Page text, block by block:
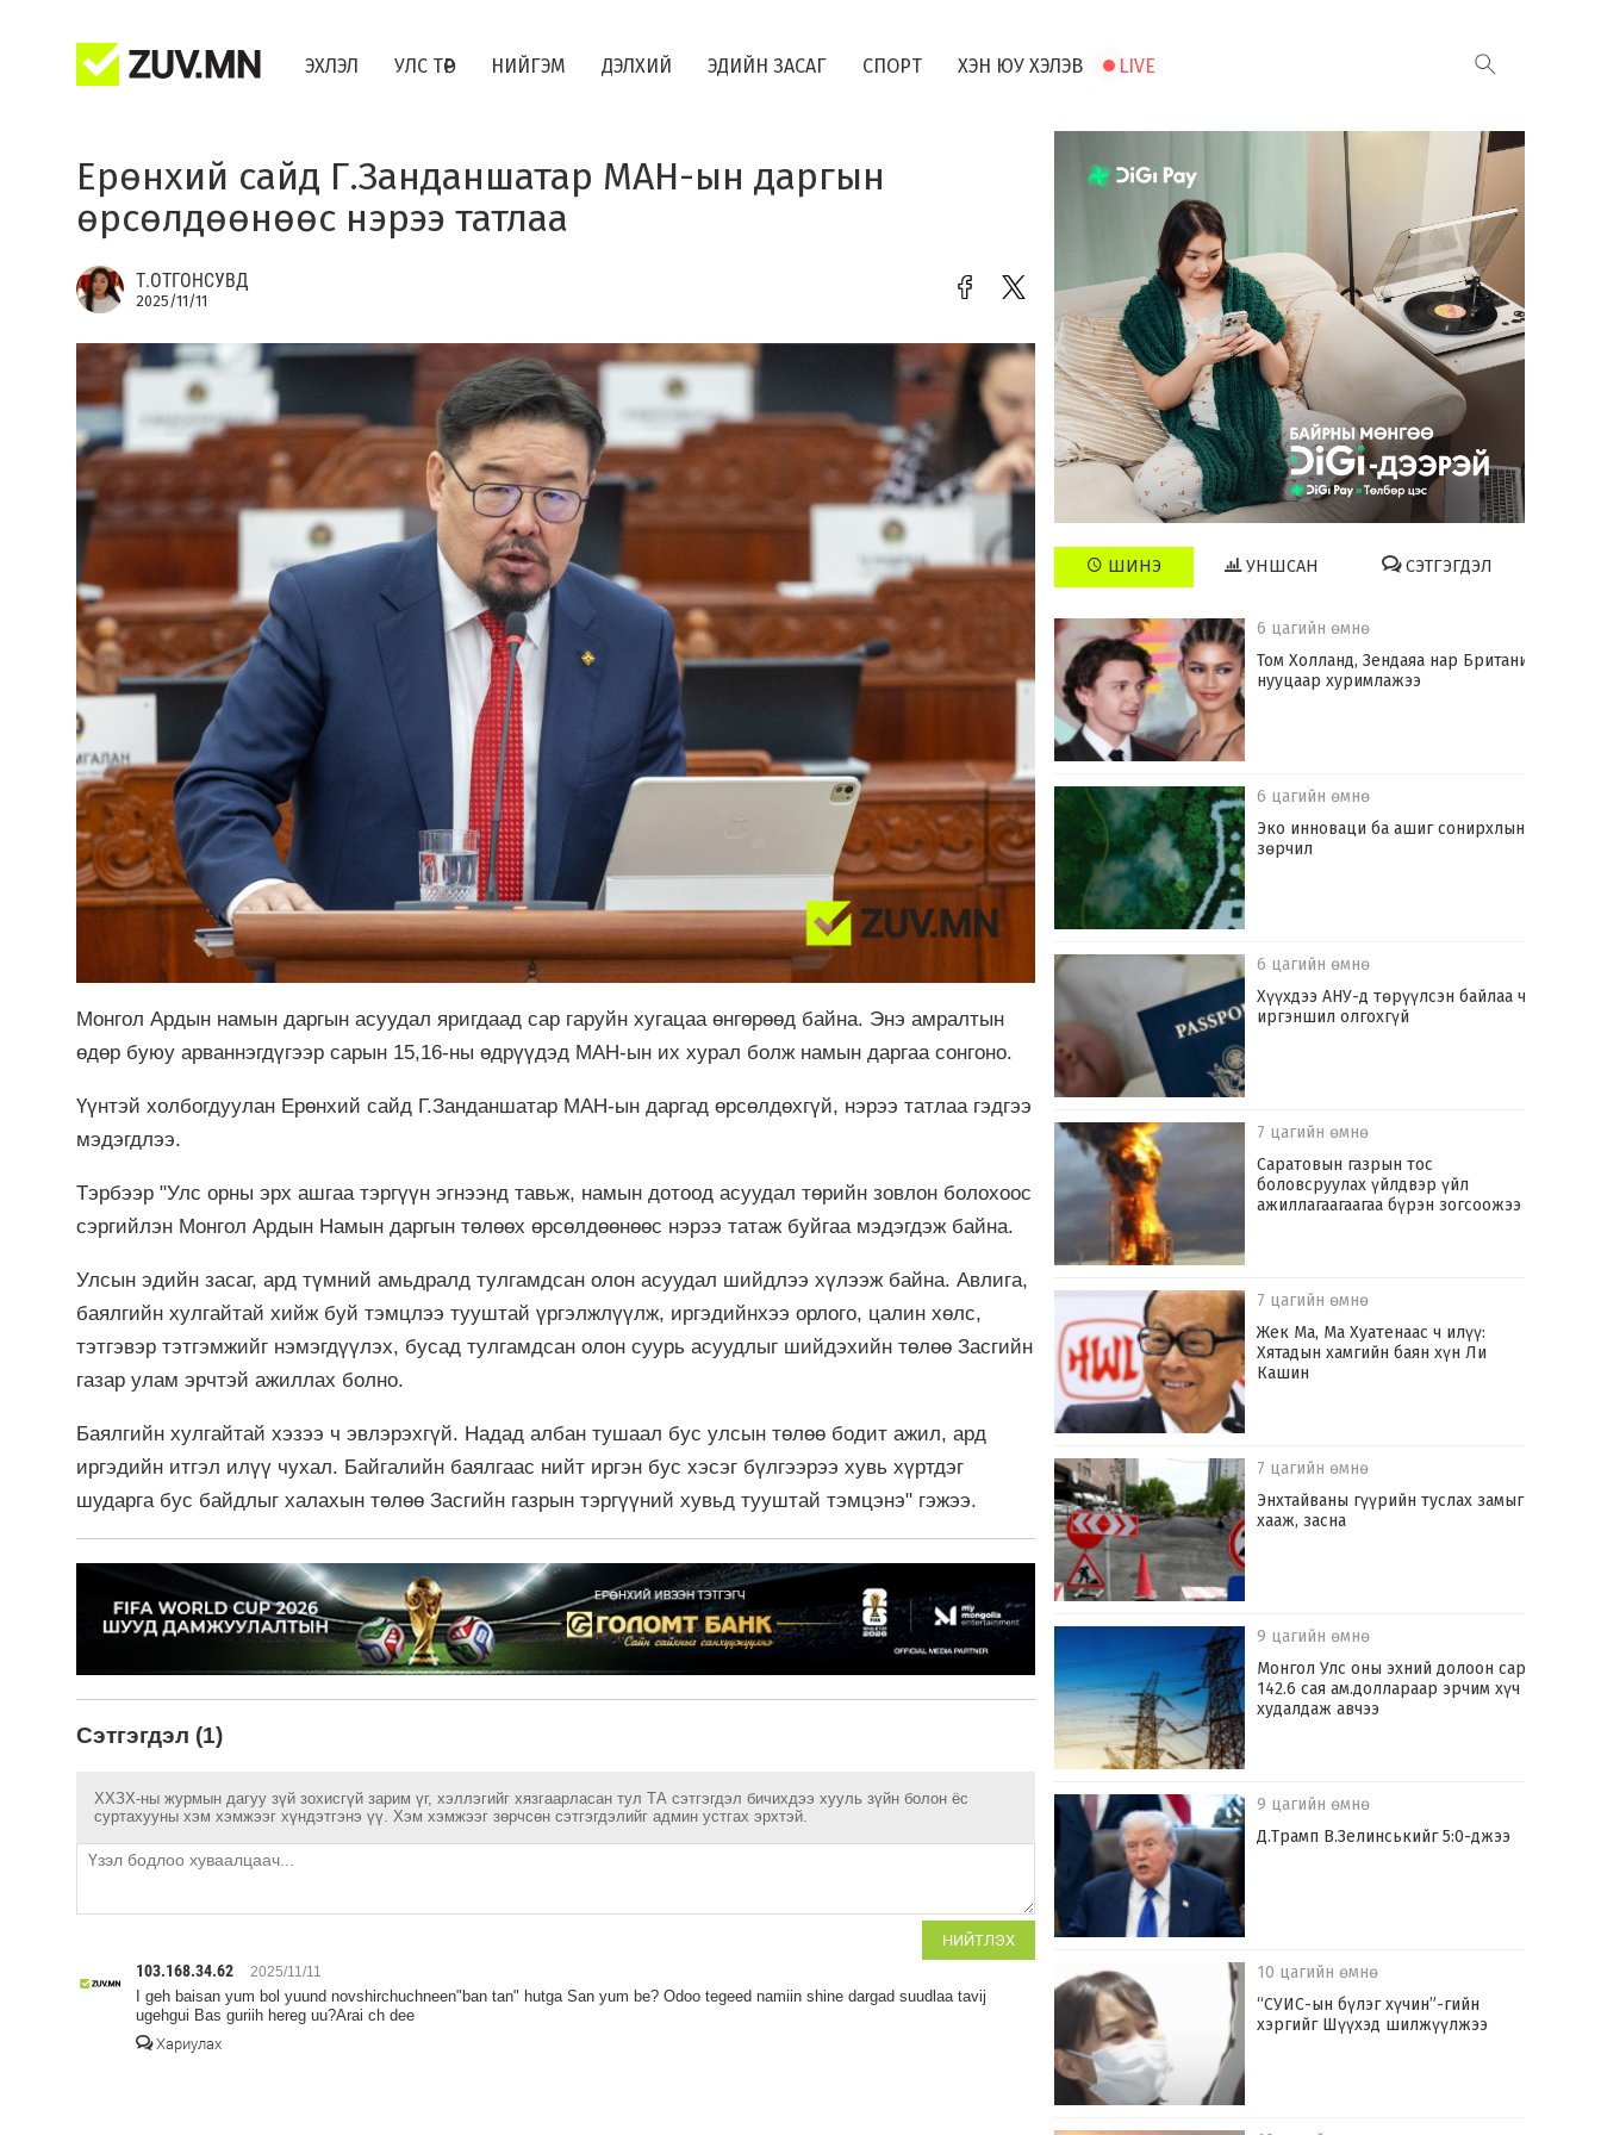
ЭХЛЭЛ УЛС ТӨР НИЙГЭМ ДЭЛХИЙ ЭДИЙН ЗАСАГ СПОРТ ХЭН ЮУ ХЭЛЭВ LIVE
Ерөнхий сайд Г.Занданшатар МАН-ын даргын
өрсөлдөөнөөс нэрээ татлаа
Т.ОТГОНСУВД
2025/11/11
Монгол Ардын намын даргын асуудал яригдаад сар гаруйн хугацаа өнгөрөөд байна. Энэ амралтын
өдөр буюу арваннэгдүгээр сарын 15,16-ны өдрүүдэд МАН-ын их хурал болж намын даргаа сонгоно.
Үүнтэй холбогдуулан Ерөнхий сайд Г.Занданшатар МАН-ын даргад өрсөлдөхгүй, нэрээ татлаа гэдгээ
мэдэгдлээ.
Тэрбээр "Улс орны эрх ашгаа тэргүүн эгнээнд тавьж, намын дотоод асуудал төрийн зовлон болохоос
сэргийлэн Монгол Ардын Намын даргын төлөөх өрсөлдөөнөөс нэрээ татаж буйгаа мэдэгдэж байна.
Улсын эдийн засаг, ард түмний амьдралд тулгамдсан олон асуудал шийдлээ хүлээж байна. Авлига,
баялгийн хулгайтай хийж буй тэмцлээ тууштай үргэлжлүүлж, иргэдийнхээ орлого, цалин хөлс,
тэтгэвэр тэтгэмжийг нэмэгдүүлэх, бусад тулгамдсан олон суурь асуудлыг шийдэхийн төлөө Засгийн
газар улам эрчтэй ажиллах болно.
Баялгийн хулгайтай хэзээ ч эвлэрэхгүй. Надад албан тушаал бус улсын төлөө бодит ажил, ард
иргэдийн итгэл илүү чухал. Байгалийн баялгаас нийт иргэн бус хэсэг бүлгээрээ хувь хүртдэг
шударга бус байдлыг халахын төлөө Засгийн газрын тэргүүний хувьд тууштай тэмцэнэ" гэжээ.
Сэтгэгдэл (1)
ХХЗХ-ны журмын дагуу зүй зохисгүй зарим үг, хэллэгийг хязгаарласан тул ТА сэтгэгдэл бичихдээ хууль зүйн болон ёс
суртахууны хэм хэмжээг хүндэтгэнэ үү. Хэм хэмжээг зөрчсөн сэтгэгдэлийг админ устгах эрхтэй.
НИЙТЛЭХ
103.168.34.62 2025/11/11
I geh baisan yum bol yuund novshirchuchneen"ban tan" hutga San yum be? Odoo tegeed namiin shine dargad suudlaa tavij
ugehgui Bas guriih hereg uu?Arai ch dee
Хариулах
ШИНЭ УНШСАН СЭТГЭГДЭЛ
6 цагийн өмнө
Том Холланд, Зендаяа нар Британид
нууцаар хуримлажээ
6 цагийн өмнө
Эко инноваци ба ашиг сонирхлын
зөрчил
6 цагийн өмнө
Хүүхдээ АНУ-д төрүүлсэн байлаа ч
иргэншил олгохгүй
7 цагийн өмнө
Саратовын газрын тос
боловсруулах үйлдвэр үйл
ажиллагаагаагаа бүрэн зогсоожээ
7 цагийн өмнө
Жек Ма, Ма Хуатенаас ч илүү:
Хятадын хамгийн баян хүн Ли
Кашин
7 цагийн өмнө
Энхтайваны гүүрийн туслах замыг
хааж, засна
9 цагийн өмнө
Монгол Улс оны эхний долоон сард
142.6 сая ам.доллараар эрчим хүч
худалдаж авчээ
9 цагийн өмнө
Д.Трамп В.Зелинськийг 5:0-джээ
10 цагийн өмнө
“СУИС-ын бүлэг хүчин”-гийн
хэргийг Шүүхэд шилжүүлжээ